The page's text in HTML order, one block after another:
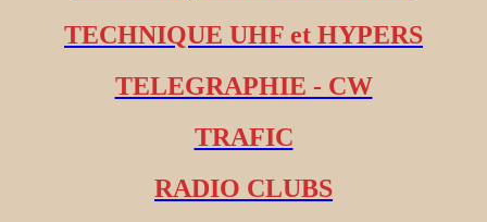
TECHNIQUE UHF et HYPERS
TELEGRAPHIE - CW
TRAFIC
RADIO CLUBS